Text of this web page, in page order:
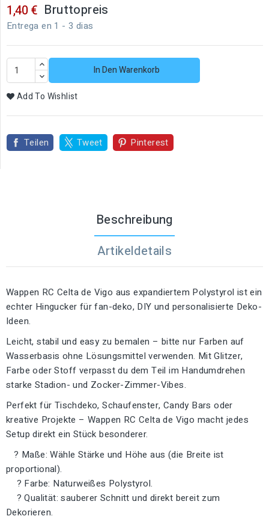
1,40 € Bruttopreis
Entrega en 1 - 3 dias
In Den Warenkorb
Add To Wishlist
Teilen Tweet Pinterest
Beschreibung
Artikeldetails
Wappen RC Celta de Vigo aus expandiertem Polystyrol ist ein
echter Hingucker für fan-deko, DIY und personalisierte Deko-
Ideen.
Leicht, stabil und easy zu bemalen – bitte nur Farben auf
Wasserbasis ohne Lösungsmittel verwenden. Mit Glitzer,
Farbe oder Stoff verpasst du dem Teil im Handumdrehen
starke Stadion- und Zocker-Zimmer-Vibes.
Perfekt für Tischdeko, Schaufenster, Candy Bars oder
kreative Projekte – Wappen RC Celta de Vigo macht jedes
Setup direkt ein Stück besonderer.
? Maße: Wähle Stärke und Höhe aus (die Breite ist
proportional).
? Farbe: Naturweißes Polystyrol.
? Qualität: sauberer Schnitt und direkt bereit zum
Dekorieren.